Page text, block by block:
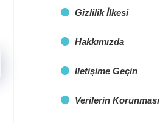
Gizlilik İlkesi
Hakkımızda
Iletişime Geçin
Verilerin Korunması